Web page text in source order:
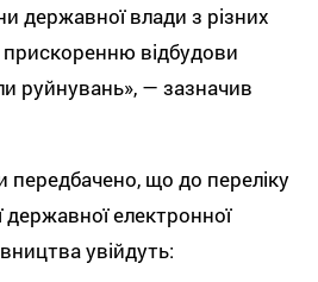
державної влади з різних
відбудови
руйнувань», — зазначив
що до переліку
електронної
увійдуть: